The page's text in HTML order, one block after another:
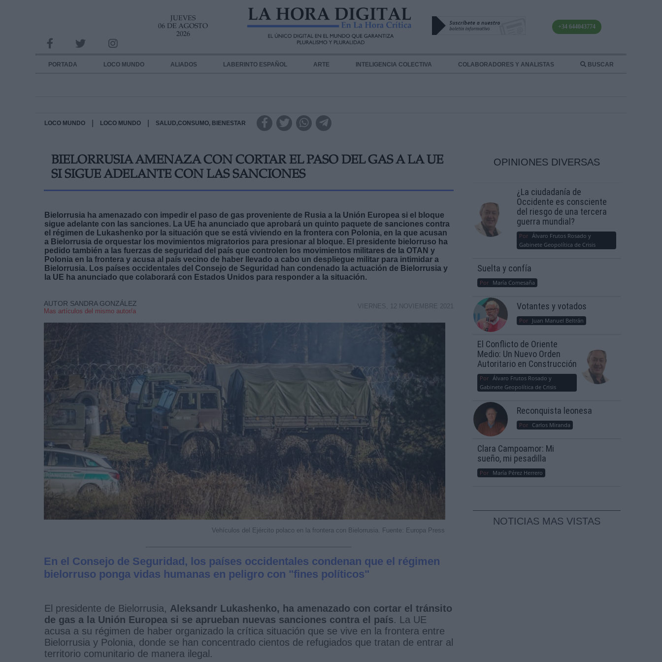
JUEVES
06 DE AGOSTO
2026
+34 644043774
PORTADA LOCO MUNDO ALIADOS LABERINTO ESPAÑOL ARTE INTELIGENCIA COLECTIVA COLABORADORES Y ANALISTAS BUSCAR
LOCO MUNDO LOCO MUNDO SALUD,CONSUMO, BIENESTAR
BIELORRUSIA AMENAZA CON CORTAR EL PASO DEL GAS A LA UE
SI SIGUE ADELANTE CON LAS SANCIONES
Bielorrusia ha amenazado con impedir el paso de gas proveniente de Rusia a la Unión Europea si el bloque
sigue adelante con las sanciones. La UE ha anunciado que aprobará un quinto paquete de sanciones contra
el régimen de Lukashenko por la situación que se está viviendo en la frontera con Polonia, en la que acusan
a Bielorrusia de orquestar los movimientos migratorios para presionar al bloque. El presidente bielorruso ha
pedido también a las fuerzas de seguridad del país que controlen los movimientos militares de la OTAN y
Polonia en la frontera y acusa al país vecino de haber llevado a cabo un despliegue militar para intimidar a
Bielorrusia. Los países occidentales del Consejo de Seguridad han condenado la actuación de Bielorrusia y
la UE ha anunciado que colaborará con Estados Unidos para responder a la situación.
AUTOR SANDRA GONZÁLEZ
Mas artículos del mismo autor/a
VIERNES, 12 NOVIEMBRE 2021
Vehículos del Ejército polaco en la frontera con Bielorrusia. Fuente: Europa Press
En el Consejo de Seguridad, los países occidentales condenan que el régimen
bielorruso ponga vidas humanas en peligro con "fines políticos"
El presidente de Bielorrusia, Aleksandr Lukashenko, ha amenazado con cortar el tránsito
de gas a la Unión Europea si se aprueban nuevas sanciones contra el país. La UE
acusa a su régimen de haber organizado la crítica situación que se vive en la frontera entre
Bielorrusia y Polonia, donde se han concentrado cientos de refugiados que tratan de entrar al
territorio comunitario de manera ilegal.
OPINIONES DIVERSAS
¿La ciudadanía de
Occidente es consciente
del riesgo de una tercera
guerra mundial?
Por Álvaro Frutos Rosado y
Gabinete Geopolítica de Crisis
Suelta y confía
Por María Comesaña
Votantes y votados
Por Juan Manuel Beltrán
El Conflicto de Oriente
Medio: Un Nuevo Orden
Autoritario en Construcción
Por Álvaro Frutos Rosado y
Gabinete Geopolítica de Crisis
Reconquista leonesa
Por Carlos Miranda
Clara Campoamor: Mi
sueño, mi pesadilla
Por María Pérez Herrero
NOTICIAS MAS VISTAS
INFORMACION SOBRE LA PROTECCIÓN DE TUS DATOS
Responsable:
Destinatarios:
link
Información adicional
link